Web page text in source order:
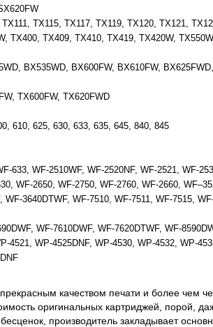
TX115, TX117, TX119, TX120, TX121,
TX400, TX409, TX410, TX419, TX420W,
BX535WD, BX600FW, BX610FW,
TX600FW, TX620FWD
610, 625, 630, 633, 635, 645, 840, 845
633, WF-2510WF, WF-2520NF, WF-2521, WF-
WF-2650, WF-2750, WF-2760, WF-2660,
3640DTWF, WF-7510, WF-7511, WF-7515,
WF-7610DWF, WF-7620DTWF, WF-
4521, WP-4525DNF, WP-4530, WP-4532, WP-
качеством печати и более чем
оригинальных картриджей, порой,
производитель закладывает